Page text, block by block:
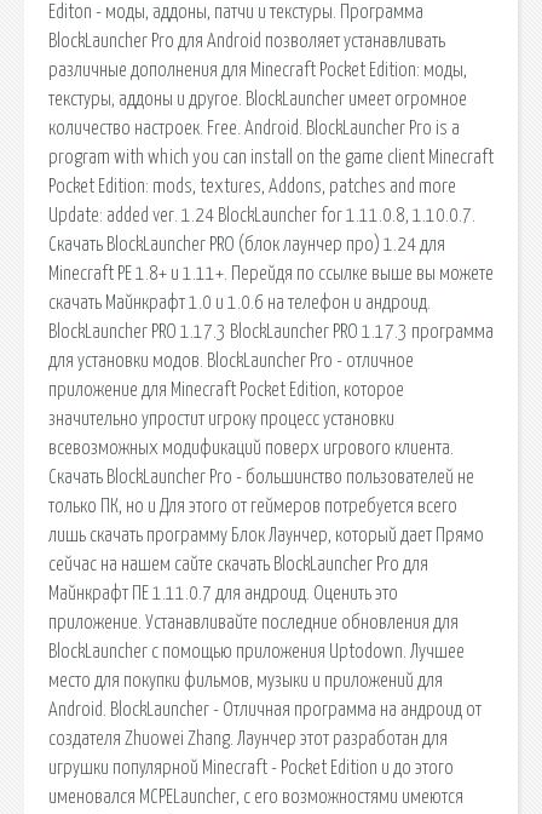
Editon - моды, аддоны, патчи и текстуры. Программа
BlockLauncher Pro для Android позволяет устанавливать
различные дополнения для Minecraft Pocket Edition: моды,
текстуры, аддоны и другое. BlockLauncher имеет огромное
количество настроек. Free. Android. BlockLauncher Pro is a
program with which you can install on the game client Minecraft
Pocket Edition: mods, textures, Addons, patches and more
Update: added ver. 1.24 BlockLauncher for 1.11.0.8, 1.10.0.7.
Скачать BlockLauncher PRO (блок лаунчер про) 1.24 для
Minecraft PE 1.8+ и 1.11+. Перейдя по ссылке выше вы можете
скачать Майнкрафт 1.0 и 1.0.6 на телефон и андроид.
BlockLauncher PRO 1.17.3 BlockLauncher PRO 1.17.3 программа
для установки модов. BlockLauncher Pro - отличное
приложение для Minecraft Pocket Edition, которое
значительно упростит игроку процесс установки
всевозможных модификаций поверх игрового клиента.
Скачать BlockLauncher Pro - большинство пользователей не
только ПК, но и Для этого от геймеров потребуется всего
лишь скачать программу Блок Лаунчер, который дает Прямо
сейчас на нашем сайте скачать BlockLauncher Pro для
Майнкрафт ПЕ 1.11.0.7 для андроид. Оценить это
приложение. Устанавливайте последние обновления для
BlockLauncher с помощью приложения Uptodown. Лучшее
место для покупки фильмов, музыки и приложений для
Android. BlockLauncher - Отличная программа на андроид от
создателя Zhuowei Zhang. Лаунчер этот разработан для
игрушки популярной Minecraft - Pocket Edition и до этого
именовался MCPELauncher, с его возможностями имеются